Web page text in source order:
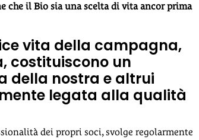
che il Bio sia una scelta di vita ancor prima
vita della campagna,
costituiscono un
della nostra e altrui
legata alla qualità
dei propri soci, svolge regolarmente